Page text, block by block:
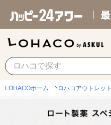
LOHACOホーム ロハコアウトレット